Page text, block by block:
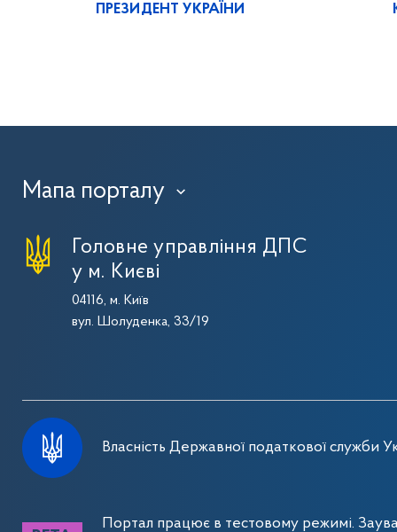
ПРЕЗИДЕНТ УКРАЇНИ
Мапа порталу ›
Головне управління ДПС
у м. Києві
04116, м. Київ
вул. Шолуденка, 33/19
Власність Державної податкової служби
Портал працює в тестовому режимі.